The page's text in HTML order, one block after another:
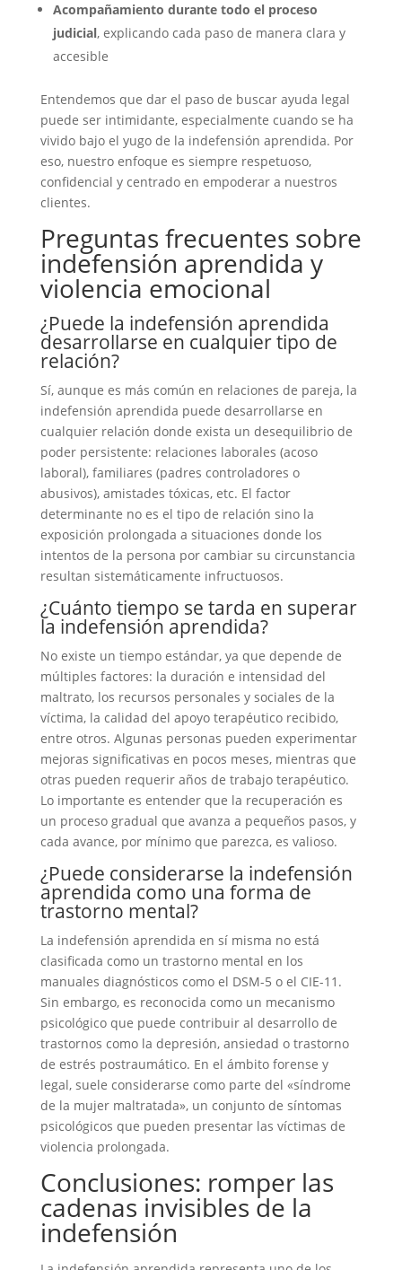
Acompañamiento durante todo el proceso
judicial, explicando cada paso de manera clara y
accesible
Entendemos que dar el paso de buscar ayuda legal
puede ser intimidante, especialmente cuando se ha
vivido bajo el yugo de la indefensión aprendida. Por
eso, nuestro enfoque es siempre respetuoso,
confidencial y centrado en empoderar a nuestros
clientes.
Preguntas frecuentes sobre
indefensión aprendida y
violencia emocional
¿Puede la indefensión aprendida
desarrollarse en cualquier tipo de
relación?
Sí, aunque es más común en relaciones de pareja, la
indefensión aprendida puede desarrollarse en
cualquier relación donde exista un desequilibrio de
poder persistente: relaciones laborales (acoso
laboral), familiares (padres controladores o
abusivos), amistades tóxicas, etc. El factor
determinante no es el tipo de relación sino la
exposición prolongada a situaciones donde los
intentos de la persona por cambiar su circunstancia
resultan sistemáticamente infructuosos.
¿Cuánto tiempo se tarda en superar
la indefensión aprendida?
No existe un tiempo estándar, ya que depende de
múltiples factores: la duración e intensidad del
maltrato, los recursos personales y sociales de la
víctima, la calidad del apoyo terapéutico recibido,
entre otros. Algunas personas pueden experimentar
mejoras significativas en pocos meses, mientras que
otras pueden requerir años de trabajo terapéutico.
Lo importante es entender que la recuperación es
un proceso gradual que avanza a pequeños pasos, y
cada avance, por mínimo que parezca, es valioso.
¿Puede considerarse la indefensión
aprendida como una forma de
trastorno mental?
La indefensión aprendida en sí misma no está
clasificada como un trastorno mental en los
manuales diagnósticos como el DSM-5 o el CIE-11.
Sin embargo, es reconocida como un mecanismo
psicológico que puede contribuir al desarrollo de
trastornos como la depresión, ansiedad o trastorno
de estrés postraumático. En el ámbito forense y
legal, suele considerarse como parte del «síndrome
de la mujer maltratada», un conjunto de síntomas
psicológicos que pueden presentar las víctimas de
violencia prolongada.
Conclusiones: romper las
cadenas invisibles de la
indefensión